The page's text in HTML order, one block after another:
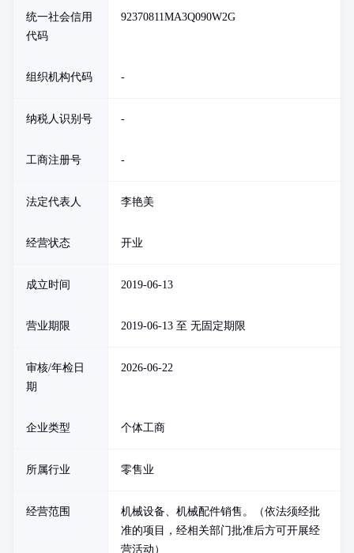
统一社会信用
代码
92370811MA3Q090W2G
组织机构代码 -
纳税人识别号 -
工商注册号 -
法定代表人 李艳美
经营状态 开业
成立时间 2019-06-13
营业期限 2019-06-13 至 无固定期限
审核/年检日
期
2026-06-22
企业类型 个体工商
所属行业 零售业
经营范围
机械设备、机械配件销售。（依法须经批
准的项目，经相关部门批准后方可开展经
营活动）